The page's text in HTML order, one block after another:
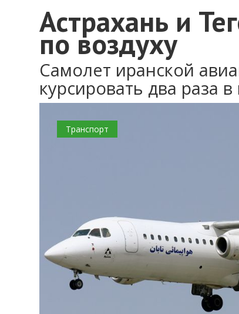
Астрахань и
по воздуху
Самолет иранской
курсировать два раза
Транспорт